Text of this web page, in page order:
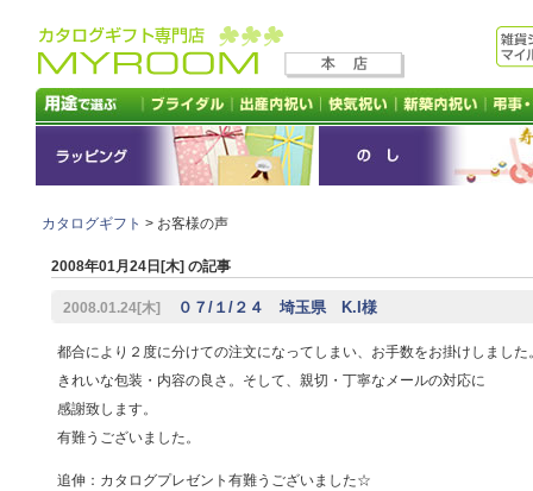
カタログギフト > お客様の声
2008年01月24日[木] の記事
2008.01.24[木] ０７/１/２４ 埼玉県 K.I様
都合により２度に分けての注文になってしまい、お手数をお掛けしました
きれいな包装・内容の良さ。そして、親切・丁寧なメールの対応に
感謝致します。
有難うございました。
追伸：カタログプレゼント有難うございました☆